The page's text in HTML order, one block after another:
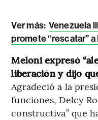
Ver más: Venezuela
promete “rescatar”
Meloni expresó
liberación y dijo
Agradeció a la
funciones, Delcy
constructiva” que